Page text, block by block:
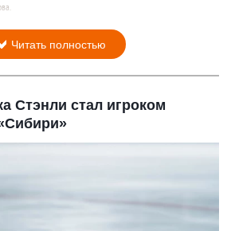
Читать полностью
Стэнли стал игроком